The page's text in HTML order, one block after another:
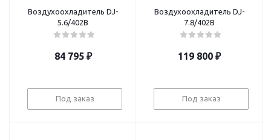
Воздухоохладитель DJ-
5.6/402B
84 795₽
Под заказ
Воздухоохладитель DJ-
7.8/402В
119 800 ₽
Под заказ